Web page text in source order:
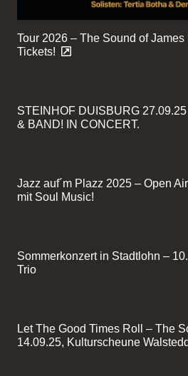
Tour 2026 – The Sound of
Tickets!
STEINHOF DUISBURG
& BAND! IN CONCERT.
Jazz auf´m Plazz 2025 – Open
mit Soul Music!
Sommerkonzert in Stadtlohn –
Trio
Let The Good Times Roll – The
14.09.25, Kulturscheune